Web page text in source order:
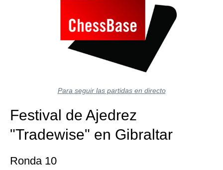
Para seguir las partidas en directo
Festival de Ajedrez
"Tradewise" en Gibraltar
Ronda 10